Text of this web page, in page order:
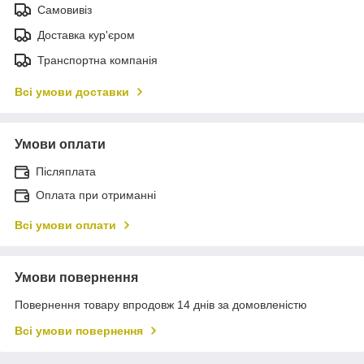
Самовивіз
Доставка кур'єром
Транспортна компанія
Всі умови доставки
Умови оплати
Післяплата
Оплата при отриманні
Всі умови оплати
Умови повернення
Повернення товару впродовж 14 днів за домовленістю
Всі умови повернення